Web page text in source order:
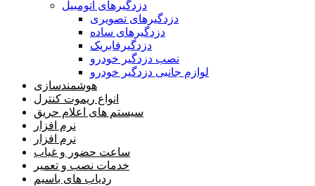
دزدگیرهای اتومبیل
دزدگیرهای تصویری
دزدگیرهای ساده
دزدگیرفابریک
نصب دزدگیر خودرو
لوازم جانبی دزدگیر خودرو
هوشمندسازی
انواع ریموت کنترل
سیستم های اعلام حریق
نرم افزار
نرم افزار
ساعت حضور و غیاب
خدمات نصب و تعمیر
ردیاب های باسیم